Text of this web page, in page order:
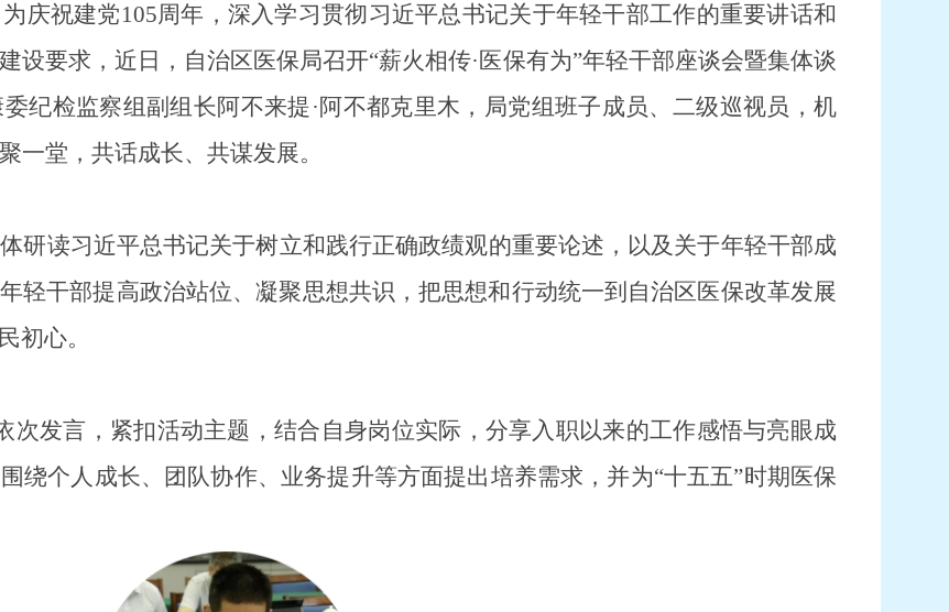
庆祝建党105周年，深入学习贯彻习近平总书记关于年轻干部工作的重要讲话和
设要求， 近 日，自治区医保局召开“薪火相传·医保有为”年轻干部座谈会暨集体谈
委纪检监察组副组长阿不来提·阿不都克里木 ， 局党组班子成员、二级巡视员，机
一堂，共话成长、共谋发展。
研读习近平总书记关于树立和践行正确政绩观的重要论述，以及关于年轻干部成
轻干部提高政治站位、凝聚思想共识，把思想和行动统一到自治区医保改革发展
初心。
次发言，紧扣活动主题，结合自身岗位实际，分享入职以来的工作感悟与亮眼成
绕个人成长、团队协作、业务提升等方面提出培养需求，并为“十五五”时期医保